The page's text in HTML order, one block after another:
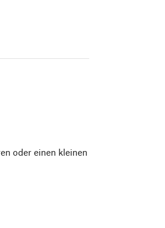
oder einen kleinen